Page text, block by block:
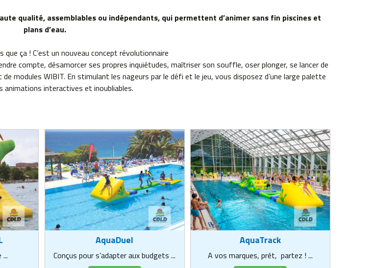
qualité, assemblables ou indépendants, qui permettent d’animer sans fin piscines et
plans d’eau.
que ça ! C’est un nouveau concept révolutionnaire
compte, désamorcer ses propres inquiétudes, maîtriser son souffle, oser plonger, se lancer de
modules WIBIT. En stimulant les nageurs par le défi et le jeu, vous disposez d’une large palette
animations interactives et inoubliables.
AquaDuel
Conçus pour s’adapter aux budgets ...
AquaTrack
A vos marques, prêt, partez ! ...